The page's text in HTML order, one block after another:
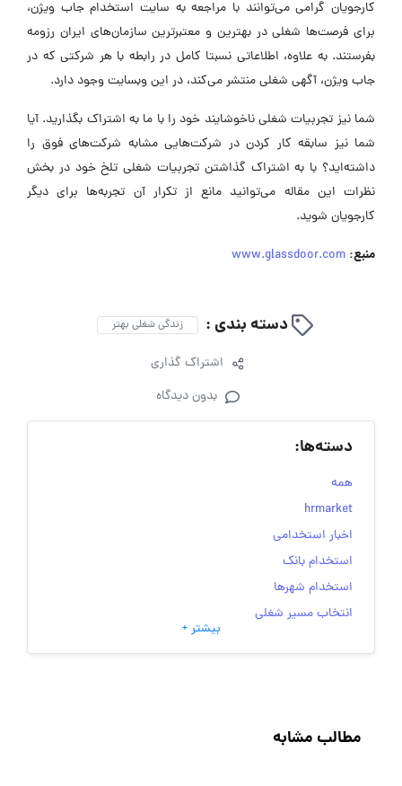
کارجویان گرامی می‌توانند با مراجعه به سایت استخدام جاب ویژن،
برای فرصت‌ها شغلی در بهترین و معتبرترین سازمان‌های ایران رزومه
بفرستند. به علاوه، اطلاعاتی نسبتا کامل در رابطه با هر شرکتی که در
جاب ویژن، آگهی شغلی منتشر می‌کند، در این وبسایت وجود دارد.
شما نیز تجربیات شغلی ناخوشایند خود را با ما به اشتراک بگذارید. آیا
شما نیز سابقه کار کردن در شرکت‌هایی مشابه شرکت‌های فوق را
داشته‌اید؟ با به اشتراک گذاشتن تجربیات شغلی تلخ خود در بخش
نظرات این مقاله می‌توانید مانع از تکرار آن تجربه‌ها برای دیگر
کارجویان شوید.
منبع: www.glassdoor.com
دسته بندی : زندگی شغلی بهتر
اشتراک گذاری
بدون دیدگاه
دسته‌ها:
همه
hrmarket
اخبار استخدامی
استخدام بانک
استخدام شهرها
انتخاب مسیر شغلی
به‌روزرسانی‌های سایت (کارجویی)
رزومه
بیشتر +
مطالب مشابه